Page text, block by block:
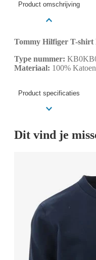
Product omschrijving
Tommy Hilfiger T-
Type nummer:
Materiaal: 100% Katoen
Product specificaties
Dit vind je